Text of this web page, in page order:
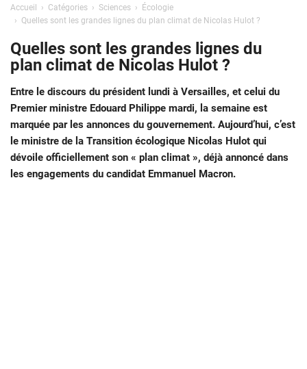
Accueil Catégories Sciences
Écologie
Quelles sont les grandes lignes du plan climat de Nicolas Hulot ?
Quelles sont les grandes lignes du
plan climat de Nicolas Hulot ?
Entre le discours du président lundi à Versailles, et celui du
Premier ministre Edouard Philippe mardi, la semaine est
marquée par les annonces du gouvernement. Aujourd’hui, c’est
le ministre de la Transition écologique Nicolas Hulot qui
dévoile officiellement son « plan climat », déjà annoncé dans
les engagements du candidat Emmanuel Macron.